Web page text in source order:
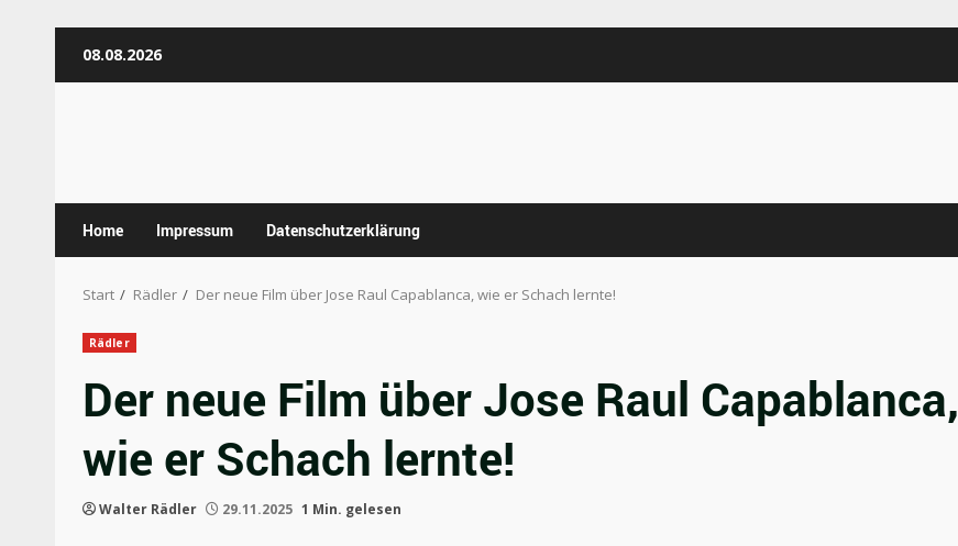
Inhalt08.08.2026
Home Impressum Datenschutzerklärung
Start Rädler Der neue Film über Jose Raul Capablanca, wie er Schach lernte!
Rädler
Der neue Film über Jose Raul Capablanca,
wie er Schach lernte!
Walter Rädler 29.11.2025 1 Min. gelesen